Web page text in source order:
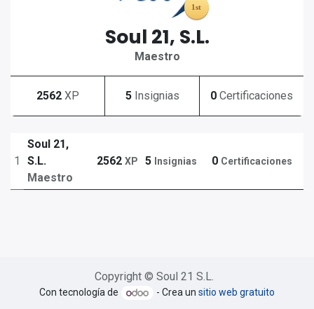
Soul 21, S.L.
Maestro
2562 XP 5 Insignias 0 Certificaciones
1
Soul 21,
S.L.
Maestro
2562 XP 5 Insignias 0 Certificaciones
Copyright © Soul 21 S.L.
Con tecnología de - Crea unsitio web gratuito